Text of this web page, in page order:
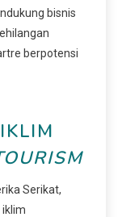
bisnis
berpotensi
Serikat,